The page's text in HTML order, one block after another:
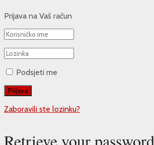
Prijava na Vaš račun
Podsjeti me
Zaboravili ste lozinku?
Retrieve your password